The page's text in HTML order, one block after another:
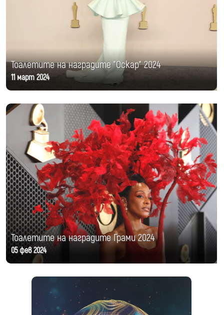
Тоалетите на наградите "Оскар" 2024
11 март 2024
Тоалетите на наградите Грами 2024
05 фев 2024